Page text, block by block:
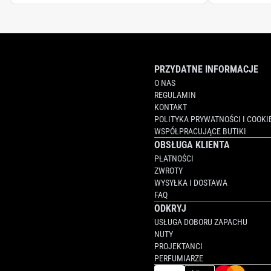
PRZYDATNE INFORMACJE
O NAS
REGULAMIN
KONTAKT
POLITYKA PRYWATNOŚCI I
WSPÓŁPRACUJĄCE BUTIKI
OBSŁUGA KLIENTA
PŁATNOŚCI
ZWROTY
WYSYŁKA I DOSTAWA
FAQ
ODKRYJ
USŁUGA DOBORU ZAPACHU
NUTY
PROJEKTANCI
PERFUMIARZE